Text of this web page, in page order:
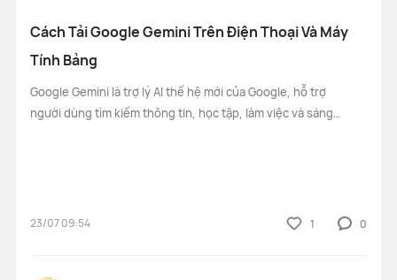
Cách Tải Google Gemini Trên Điện Thoại Và Máy
Tính Bảng
Google Gemini là trợ lý AI thế hệ mới của Google, hỗ trợ
người dùng tìm kiếm thông tin, học tập, làm việc và sáng
23/07 09:54 1 0